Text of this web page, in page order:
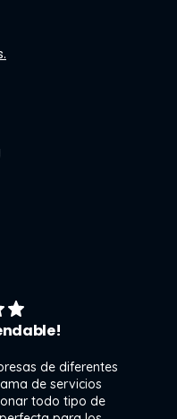
de diferentes
de servicios
todo tipo de